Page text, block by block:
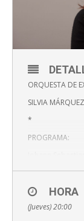
ORQUESTA DE
SILVIA
*
PROGRAMA:
mayor,
HORA
(Jueves) 20:00